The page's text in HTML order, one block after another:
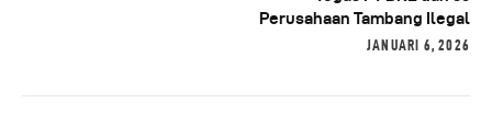
Perusahaan Tambang Ilegal
JANUARI 6, 2026